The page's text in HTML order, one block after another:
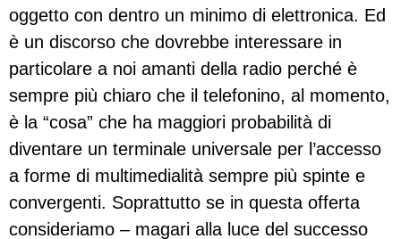
oggetto con dentro un minimo di elettronica. Ed
è un discorso che dovrebbe interessare in
particolare a noi amanti della radio perché è
sempre più chiaro che il telefonino, al momento,
è la “cosa” che ha maggiori probabilità di
diventare un terminale universale per l’accesso
a forme di multimedialità sempre più spinte e
convergenti. Soprattutto se in questa offerta
consideriamo – magari alla luce del successo